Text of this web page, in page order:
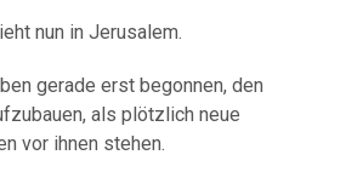
nun in Jerusalem.
gerade erst begonnen, den
als plötzlich neue
vor ihnen stehen.